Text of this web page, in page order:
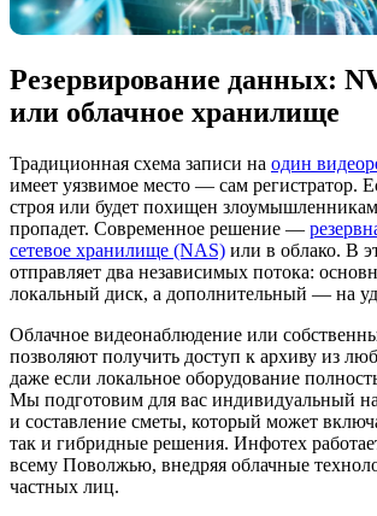
Резервирование данных:
или облачное хранилище
Традиционная схема записи на один
имеет уязвимое место — сам регистратор.
строя или будет похищен
пропадет. Современное решение —
сетевое хранилище (NAS) или в облако. В
отправляет два независимых потока:
локальный диск, а дополнительный — на
Облачное видеонаблюдение или
позволяют получить доступ к архиву из
даже если локальное оборудование
Мы подготовим для вас индивидуальный
и составление сметы, который может
так и гибридные решения. Инфотех
всему Поволжью, внедряя облачные
частных лиц.